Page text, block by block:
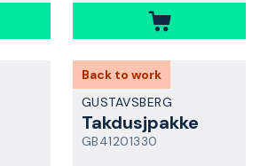
Back to work
GUSTAVSBERG
Takdusjpakke
GB41201330